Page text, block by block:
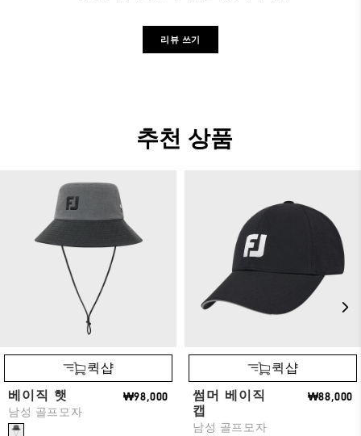
리뷰 쓰기
추천 상품
퀵샵
베이직 햇
남성 골프모자
₩98,000
퀵샵
썸머 베이직
캡
남성 골프모자
₩88,000